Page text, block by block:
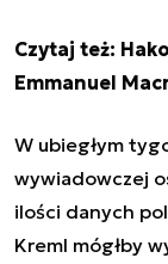
Czytaj też:
Emmanuel
W ubiegłym
wywiadowczej
ilości danych
Kreml mógłby